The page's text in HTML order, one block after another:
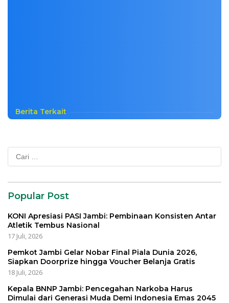
Berita Terkait
Popular Post
KONI Apresiasi PASI Jambi: Pembinaan Konsisten Antar
Atletik Tembus Nasional
17 Juli, 2026
Pemkot Jambi Gelar Nobar Final Piala Dunia 2026,
Siapkan Doorprize hingga Voucher Belanja Gratis
18 Juli, 2026
Kepala BNNP Jambi: Pencegahan Narkoba Harus
Dimulai dari Generasi Muda Demi Indonesia Emas 2045